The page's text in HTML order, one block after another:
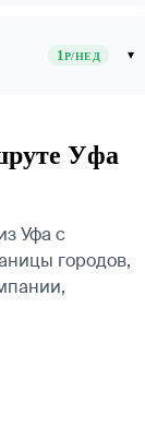
1Р/НЕД ▾
Уфа
Уфа с
городов,